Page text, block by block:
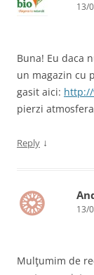
13/
Buna! Eu daca
un magazin cu
gasit aici:
pierzi
Reply ↓
13/
Mulţumim de